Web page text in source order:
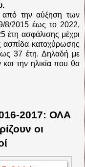
την αύξηση των
8/2015 έως το 2022,
έτη ασφάλισης μέχρι
ασπίδα κατοχύρωσης
ως 37 έτη. Δηλαδή με
και την ηλικία που θα
2017: ΟΛΑ
οι